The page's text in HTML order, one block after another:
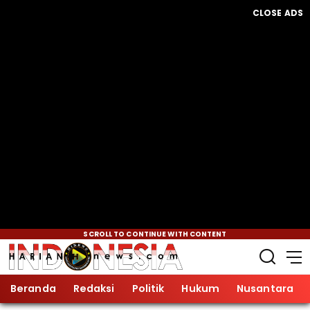
CLOSE ADS
SCROLL TO CONTINUE WITH CONTENT
Beranda Redaksi Politik Hukum Nusantara